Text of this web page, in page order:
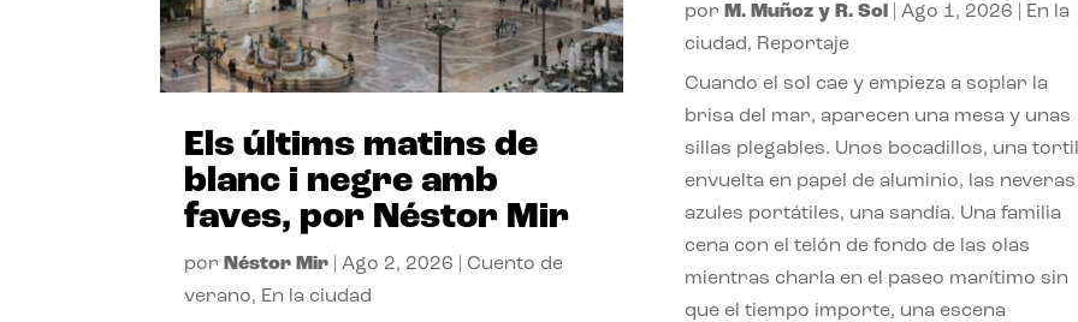
Els últims matins de
blanc i negre amb
faves, por Néstor Mir
por Néstor Mir |Ago 2, 2026 |Cuento de
verano, En la ciudad
por M. Muñoz y R. Sol Ago 1, 2026
En la
ciudad, Reportaje
Cuando el sol cae y empieza a soplar la
brisa del mar, aparecen una mesa y unas
sillas plegables. Unos bocadillos, una
envuelta en papel de aluminio, las neveras
azules portátiles, una sandía. Una familia
cena con el telón de fondo de las olas
mientras charla en el paseo marítimo sin
que el tiempo importe, una escena